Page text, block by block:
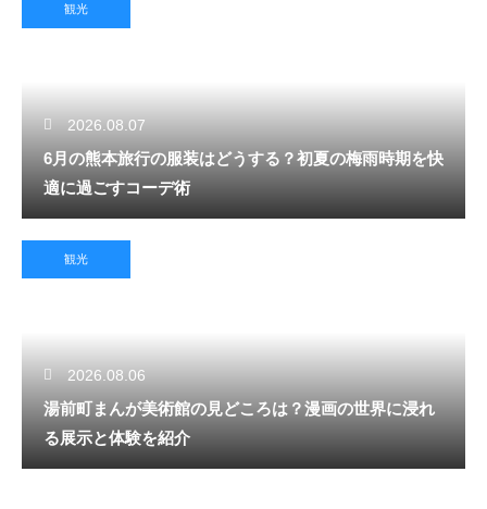
観光
2026.08.07
6月の熊本旅行の服装はどうする？初夏の梅雨時期を快
適に過ごすコーデ術
観光
2026.08.06
湯前町まんが美術館の見どころは？漫画の世界に浸れ
る展示と体験を紹介